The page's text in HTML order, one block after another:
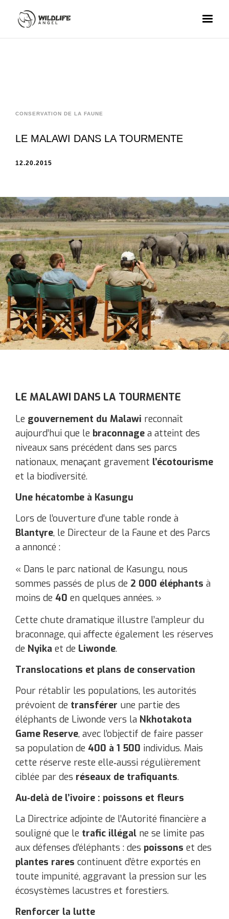
CONSERVATION DE LA FAUNE
LE MALAWI DANS LA TOURMENTE
12.20.2015
LE MALAWI DANS LA TOURMENTE
Le gouvernement du Malawi reconnaît
aujourd’hui que le braconnage a atteint des
niveaux sans précédent dans ses parcs
nationaux, menaçant gravement l’écotourisme
et la biodiversité.
Une hécatombe à Kasungu
Lors de l’ouverture d’une table ronde à
Blantyre, le Directeur de la Faune et des Parcs
a annoncé :
« Dans le parc national de Kasungu, nous
sommes passés de plus de 2 000 éléphants à
moins de 40 en quelques années. »
Cette chute dramatique illustre l’ampleur du
braconnage, qui affecte également les réserves
de Nyika et de Liwonde.
Translocations et plans de conservation
Pour rétablir les populations, les autorités
prévoient de transférer une partie des
éléphants de Liwonde vers la Nkhotakota
Game Reserve, avec l’objectif de faire passer
sa population de 400 à 1 500 individus. Mais
cette réserve reste elle‑aussi régulièrement
ciblée par des réseaux de trafiquants.
Au‑delà de l’ivoire : poissons et fleurs
La Directrice adjointe de l’Autorité financière a
souligné que le trafic illégal ne se limite pas
aux défenses d’éléphants : des poissons et des
plantes rares continuent d’être exportés en
toute impunité, aggravant la pression sur les
écosystèmes lacustres et forestiers.
Renforcer la lutte